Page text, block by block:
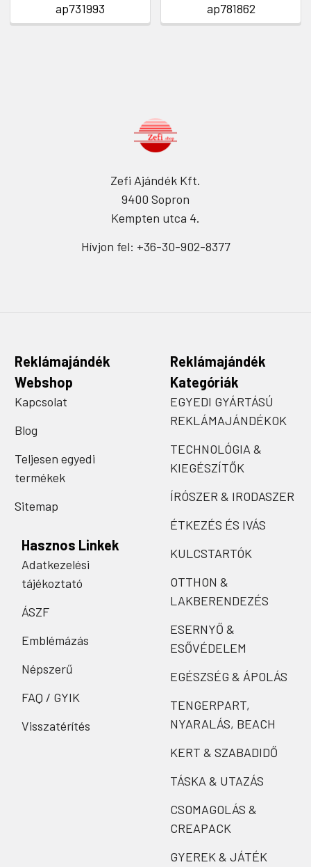
ap731993
ap781862
Zefi Ajándék Kft.
9400 Sopron
Kempten utca 4.
Hívjon fel: +36-30-902-8377
Reklámajándék
Webshop
Kapcsolat
Blog
Teljesen egyedi
termékek
Sitemap
Hasznos Linkek
Adatkezelési
tájékoztató
ÁSZF
Emblémázás
Népszerű
FAQ / GYIK
Visszatérítés
Reklámajándék
Kategóriák
EGYEDI GYÁRTÁSÚ
REKLÁMAJÁNDÉKOK
TECHNOLÓGIA &
KIEGÉSZÍTŐK
ÍRÓSZER & IRODASZER
ÉTKEZÉS ÉS IVÁS
KULCSTARTÓK
OTTHON &
LAKBERENDEZÉS
ESERNYŐ &
ESŐVÉDELEM
EGÉSZSÉG & ÁPOLÁS
TENGERPART,
NYARALÁS, BEACH
KERT & SZABADIDŐ
TÁSKA & UTAZÁS
CSOMAGOLÁS &
CREAPACK
GYEREK & JÁTÉK